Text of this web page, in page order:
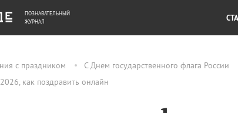
с праздником
С Днем государственного флага России
как поздравить онлайн
ДЕНЬГИ
ПОЗНАВАТЕЛЬНЫЙ
ЖУРНАЛ